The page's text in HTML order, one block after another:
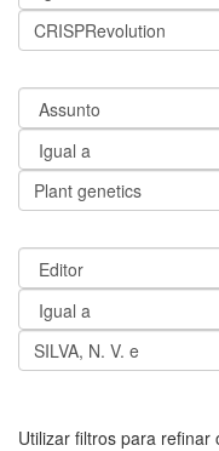
Utilizar filtros para refinar